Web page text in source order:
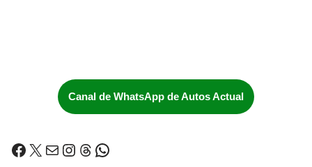
Canal de WhatsApp de Autos Actual